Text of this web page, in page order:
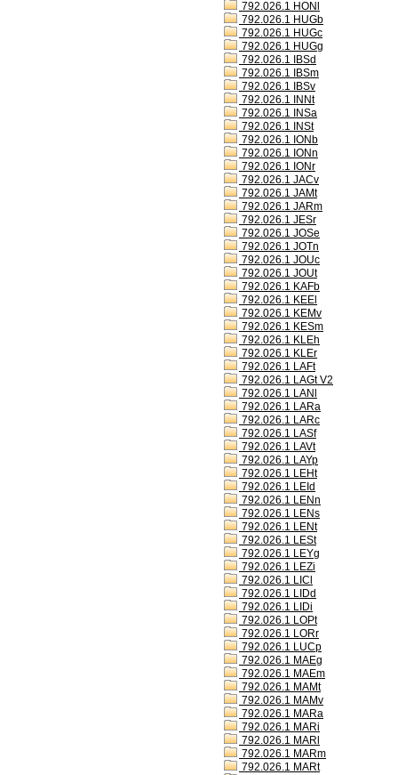
792.026.1 HONl
792.026.1 HUGb
792.026.1 HUGc
792.026.1 HUGg
792.026.1 IBSd
792.026.1 IBSm
792.026.1 IBSv
792.026.1 INNt
792.026.1 INSa
792.026.1 INSt
792.026.1 IONb
792.026.1 IONn
792.026.1 IONr
792.026.1 JACv
792.026.1 JAMt
792.026.1 JARm
792.026.1 JESr
792.026.1 JOSe
792.026.1 JOTn
792.026.1 JOUc
792.026.1 JOUt
792.026.1 KAFb
792.026.1 KEEl
792.026.1 KEMv
792.026.1 KESm
792.026.1 KLEh
792.026.1 KLEr
792.026.1 LAFt
792.026.1 LAGt V2
792.026.1 LANl
792.026.1 LARa
792.026.1 LARc
792.026.1 LASf
792.026.1 LAVt
792.026.1 LAYp
792.026.1 LEHt
792.026.1 LEId
792.026.1 LENn
792.026.1 LENs
792.026.1 LENt
792.026.1 LESt
792.026.1 LEYg
792.026.1 LEZi
792.026.1 LICl
792.026.1 LIDd
792.026.1 LIDi
792.026.1 LOPt
792.026.1 LORr
792.026.1 LUCp
792.026.1 MAEg
792.026.1 MAEm
792.026.1 MAMt
792.026.1 MAMv
792.026.1 MARa
792.026.1 MARi
792.026.1 MARl
792.026.1 MARm
792.026.1 MARt